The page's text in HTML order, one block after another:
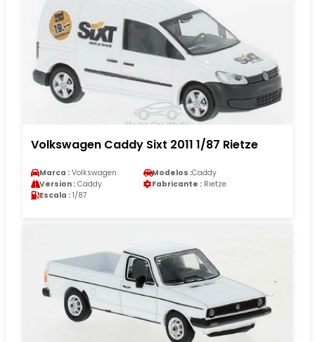
Volkswagen Caddy Sixt 2011 1/87 Rietze
Marca : Volkswagen Modelos :Caddy
Version : Caddy Fabricante : Rietze
Escala : 1/87